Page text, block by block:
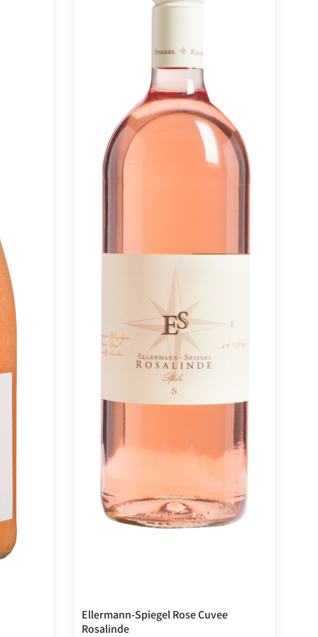
Ellermann-Spiegel Rose Cuvee
Rosalinde